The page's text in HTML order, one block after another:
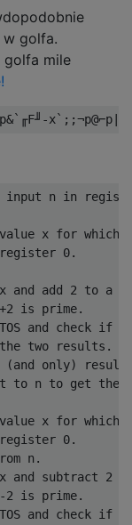
golfa.
golfa mile
n in
x for which
0.
and add 2 to a
is prime.
and check if
two results.
only) result
n to get the
x for which
0.
n.
and subtract 2
2 is prime.
and check if